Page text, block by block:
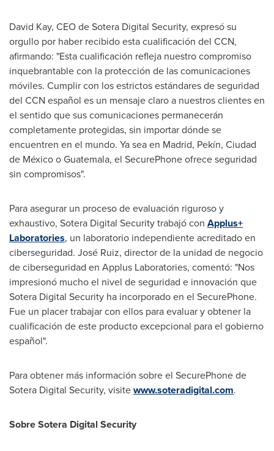
David Kay, CEO de Sotera Digital Security, expresó su
orgullo por haber recibido esta cualificación del CCN,
afirmando: "Esta cualificación refleja nuestro compromiso
inquebrantable con la protección de las comunicaciones
móviles. Cumplir con los estrictos estándares de seguridad
del CCN español es un mensaje claro a nuestros clientes en
el sentido que sus comunicaciones permanecerán
completamente protegidas, sin importar dónde se
encuentren en el mundo. Ya sea en Madrid, Pekín, Ciudad
de México oGuatemala, el SecurePhone ofrece seguridad
sin compromisos".
Para asegurar un proceso de evaluación riguroso y
exhaustivo, Sotera Digital Security trabajó con Applus+
Laboratories, un laboratorio independiente acreditado en
ciberseguridad. José Ruiz, director de la unidad de negocio
de ciberseguridad en Applus Laboratories, comentó: "Nos
impresionó mucho el nivel de seguridad e innovación que
Sotera Digital Security ha incorporado en el SecurePhone.
Fue un placer trabajar con ellos para evaluar y obtener la
cualificación de este producto excepcional para el gobierno
español".
Para obtener más información sobre el SecurePhone de
Sotera Digital Security, visitewww.soteradigital.com.
Sobre Sotera Digital Security